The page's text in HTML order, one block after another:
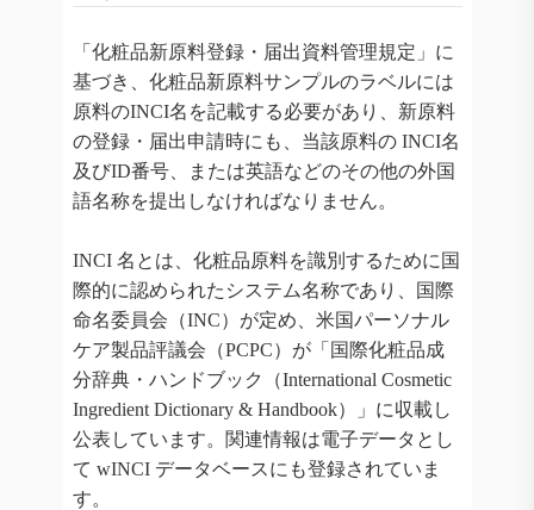
「化粧品新原料登録・届出資料管理規定」に
基づき、化粧品新原料サンプルのラベルには
原料のINCI名を記載する必要があり、新原料
の登録・届出申請時にも、当該原料の INCI名
及びID番号、または英語などのその他の外国
語名称を提出しなければなりません。
INCI 名とは、化粧品原料を識別するために国
際的に認められたシステム名称であり、国際
命名委員会（INC）が定め、米国パーソナル
ケア製品評議会（PCPC）が「国際化粧品成
分辞典・ハンドブック（International Cosmetic
Ingredient Dictionary & Handbook）」に収載し
公表しています。関連情報は電子データとし
て wINCI データベースにも登録されていま
す。